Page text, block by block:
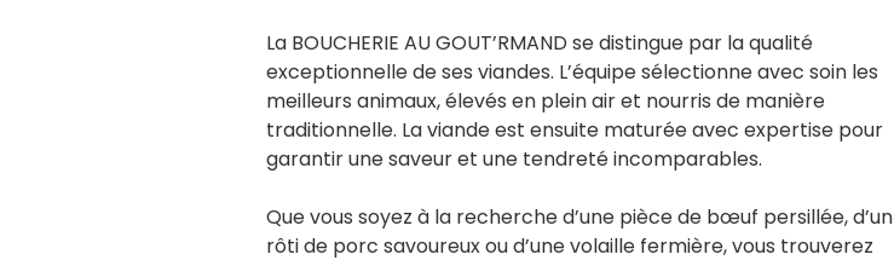
La BOUCHERIE AU GOUT’RMAND se distingue par la qualité
exceptionnelle de ses viandes. L’équipe sélectionne avec soin les
meilleurs animaux, élevés en plein air et nourris de manière
traditionnelle. La viande est ensuite maturée avec expertise pour
garantir une saveur et une tendreté incomparables.
Que vous soyez à la recherche d’une pièce de bœuf persillée, d’un
rôti de porc savoureux ou d’une volaille fermière, vous trouverez